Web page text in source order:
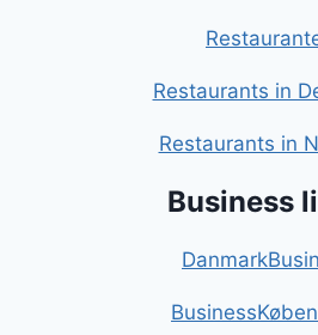
Restaurants in
Restaurants in
Business